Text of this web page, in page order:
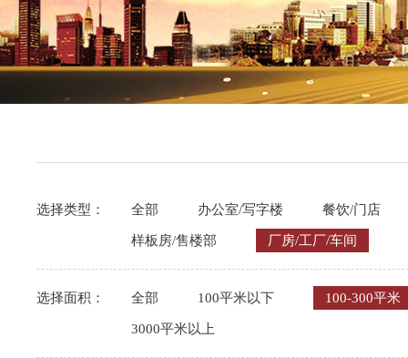
选择类型： 全部 办公室/写字楼 餐饮/门店
样板房/售楼部 厂房/工厂/车间
选择面积： 全部 100平米以下 100-300平米
3000平米以上